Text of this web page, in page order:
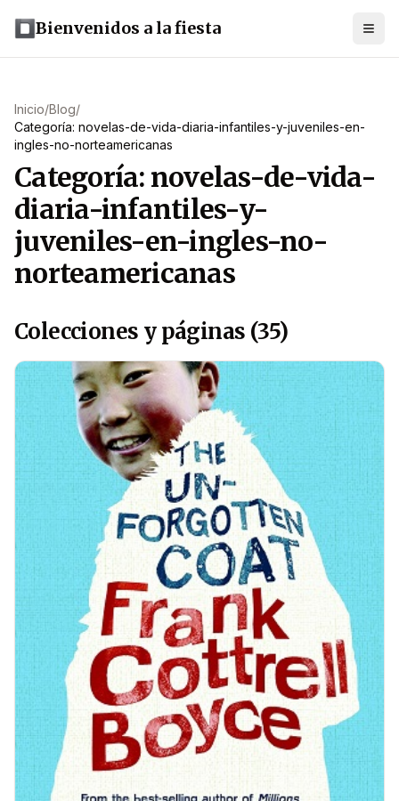
Bienvenidos a la fiesta
Inicio/Blog/
Categoría: novelas-de-vida-diaria-infantiles-y-juveniles-en-
ingles-no-norteamericanas
Categoría: novelas-de-vida-
diaria-infantiles-y-
juveniles-en-ingles-no-
norteamericanas
Colecciones y páginas (35)